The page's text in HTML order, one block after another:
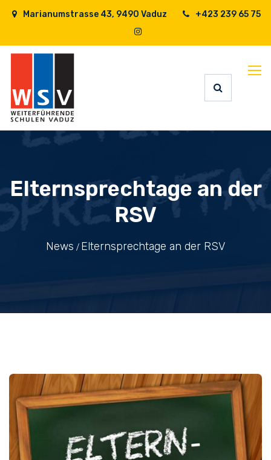
Marianumstrasse 43, 9490 Vaduz +423 239 65 75
Elternsprechtage an der
RSV
News Elternsprechtage an der RSV